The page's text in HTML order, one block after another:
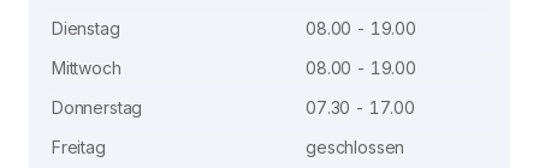
Dienstag
08.00 - 19.00
Mittwoch
08.00 - 19.00
Donnerstag
07.30 - 17.00
Freitag
geschlossen